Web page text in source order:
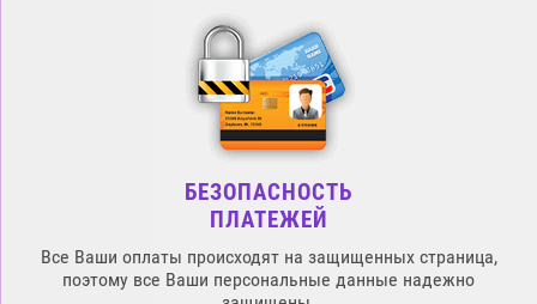
БЕЗОПАСНОСТЬ
ПЛАТЕЖЕЙ
Все Ваши оплаты происходят на защищенных страница,
поэтому все Ваши персональные данные надежно